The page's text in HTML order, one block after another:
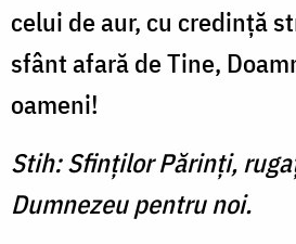
celui de aur, cu credinţă
sfânt afară de Tine,
oameni!
Stih: Sfinţilor Părinţi,
Dumnezeu pentru noi.